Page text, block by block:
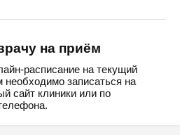
на приём
расписание на текущий
записаться на
сайт клиники или по